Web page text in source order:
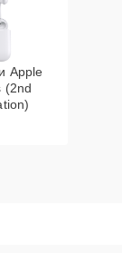
Apple
(2nd